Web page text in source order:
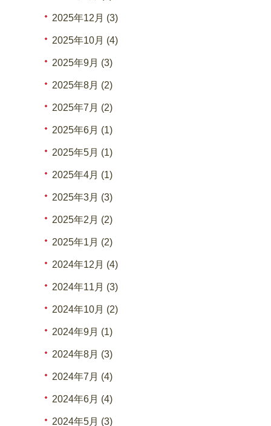
2025年12月 (3)
2025年10月 (4)
2025年9月 (3)
2025年8月 (2)
2025年7月 (2)
2025年6月 (1)
2025年5月 (1)
2025年4月 (1)
2025年3月 (3)
2025年2月 (2)
2025年1月 (2)
2024年12月 (4)
2024年11月 (3)
2024年10月 (2)
2024年9月 (1)
2024年8月 (3)
2024年7月 (4)
2024年6月 (4)
2024年5月 (3)